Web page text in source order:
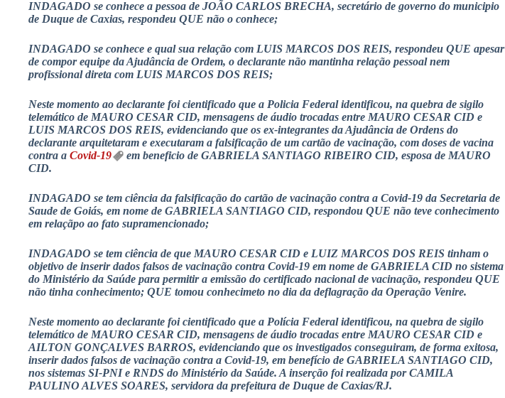
INDAGADO se conhece a pessoa de JOÃO CARLOS BRECHA, secretário de governo do municipio
de Duque de Caxias, respondeu QUE não o conhece;
INDAGADO se conhece e qual sua relação com LUIS MARCOS DOS REIS, respondeu QUE apesar
de compor equipe da Ajudância de Ordem, o declarante não mantinha relação pessoal nem
profissional direta com LUIS MARCOS DOS REIS;
Neste momento ao declarante foi cientificado que a Policia Federal identificou, na quebra de sigilo
telemático de MAURO CESAR CID, mensagens de áudio trocadas entre MAURO CESAR CID e
LUIS MARCOS DOS REIS, evidenciando que os ex-integrantes da Ajudância de Ordens do
declarante arquitetaram e executaram a falsificação de um cartão de vacinação, com doses de vacina
contra a Covid-19
em beneficio de GABRIELA SANTIAGO RIBEIRO CID, esposa de MAURO
CID.
INDAGADO se tem ciência da falsificação do cartão de vacinação contra a Covid-19 da Secretaria de
Saude de Goiás, em nome de GABRIELA SANTIAGO CID, respondou QUE não teve conhecimento
em relaçãpo ao fato supramencionado;
INDAGADO se tem ciência de que MAURO CESAR CID e LUIZ MARCOS DOS REIS tinham o
objetivo de inserir dados falsos de vacinação contra Covid-19 em nome de GABRIELA CID no sistema
do Ministério da Saúde para permitir a emissão do certificado nacional de vacinação, respondeu QUE
não tinha conhecimento; QUE tomou conhecimeto no dia da deflagração da Operação Venire.
Neste momento ao declarante foi cientificado que a Polícia Federal identificou, na quebra de sigilo
telemático de MAURO CESAR CID, mensagens de áudio trocadas entre MAURO CESAR CID e
AILTON GONÇALVES BARROS, evidenciando que os investigados conseguiram, de forma exitosa,
inserir dados falsos de vacinação contra a Covid-19, em benefício de GABRIELA SANTIAGO CID,
nos sistemas SI-PNI e RNDS do Ministério da Saúde. A inserção foi realizada por CAMILA
PAULINO ALVES SOARES, servidora da prefeitura de Duque de Caxias/RJ.